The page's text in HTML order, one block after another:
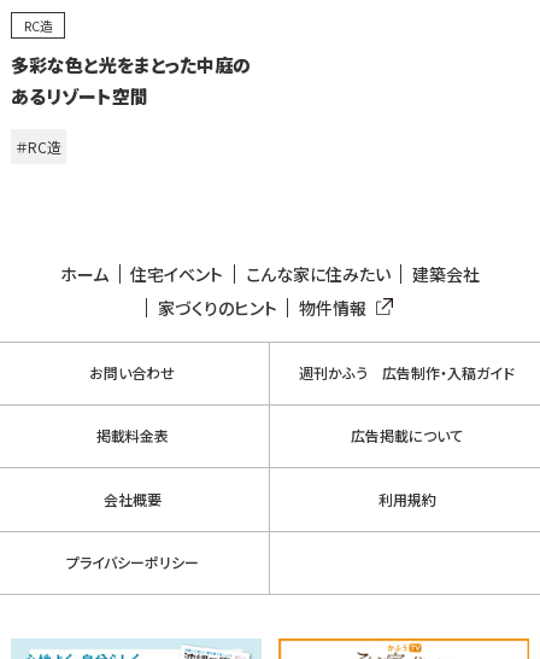
RC造
多彩な色と光をまとった中庭の
あるリゾート空間
＃RC造
ホーム 住宅イベント こんな家に住みたい
建築会社
家づくりのヒント
物件情報
お問い合わせ 週刊かふう 広告制作・入稿ガイド
掲載料金表 広告掲載について
会社概要 利用規約
プライバシーポリシー